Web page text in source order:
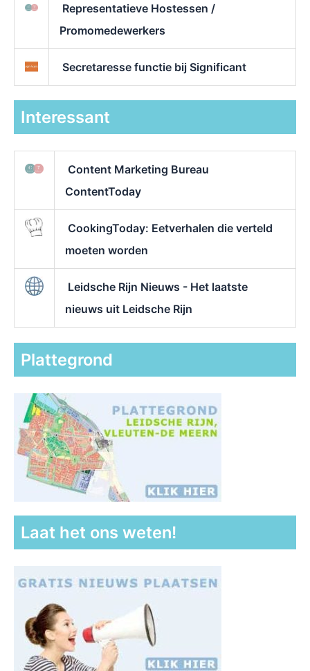
Representatieve Hostessen /
Promomedewerkers
Secretaresse functie bij Significant
Interessant
Content Marketing Bureau
ContentToday
CookingToday: Eetverhalen die verteld
moeten worden
Leidsche Rijn Nieuws - Het laatste
nieuws uit Leidsche Rijn
Plattegrond
Laat het ons weten!